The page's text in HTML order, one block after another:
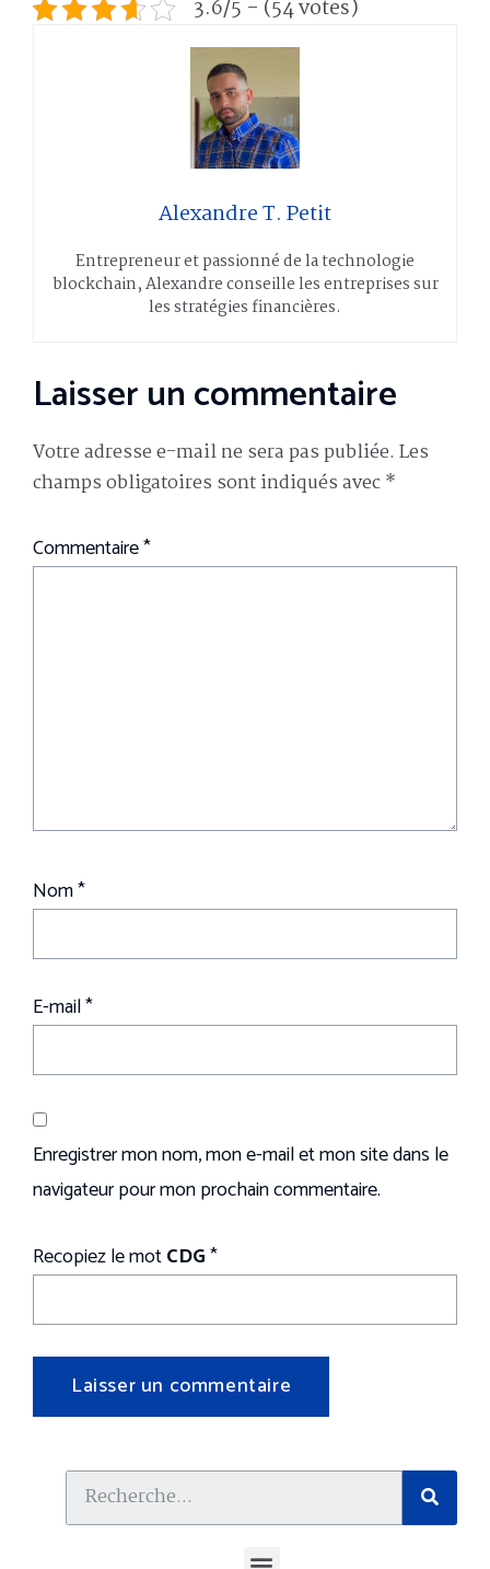
3.6/5 - (54 votes)
Alexandre T. Petit
Entrepreneur et passionné de la technologie
blockchain, Alexandre conseille les entreprises sur
les stratégies financières.
Laisser un commentaire
Votre adresse e-mail ne sera pas publiée. Les
champs obligatoires sont indiqués avec*
Commentaire*
Nom*
E-mail*
Enregistrer mon nom, mon e-mail et mon site dans le
navigateur pour mon prochain commentaire.
Recopiez le motCDG*